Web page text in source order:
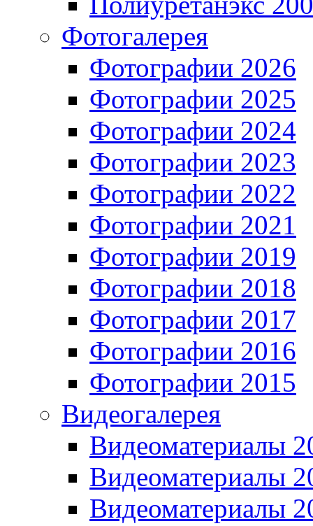
Фотогалерея
Фотографии 2026
Фотографии 2025
Фотографии 2024
Фотографии 2023
Фотографии 2022
Фотографии 2021
Фотографии 2019
Фотографии 2018
Фотографии 2017
Фотографии 2016
Фотографии 2015
Видеогалерея
Видеоматериалы
Видеоматериалы
Видеоматериалы